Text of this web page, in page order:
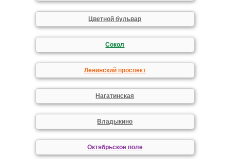
Цветной бульвар
Сокол
Ленинский проспект
Нагатинская
Владыкино
Октябрьское поле